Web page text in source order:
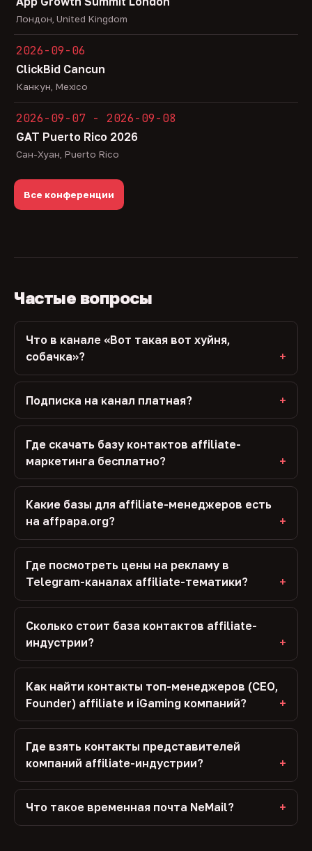
Лондон, United Kingdom
2026-09-06
ClickBid Cancun
Канкун, Mexico
2026-09-07 - 2026-09-08
GAT Puerto Rico 2026
Сан-Хуан, Puerto Rico
Все конференции
Частые вопросы
Что в канале «Вот такая вот хуйня,
собачка»?
Подписка на канал платная?
Где скачать базу контактов affiliate-
маркетинга бесплатно?
Какие базы для affiliate-менеджеров есть
на affpapa.org?
Где посмотреть цены на рекламу в
Telegram-каналах affiliate-тематики?
Сколько стоит база контактов affiliate-
индустрии?
Как найти контакты топ-менеджеров (CEO,
Founder) affiliate и iGaming компаний?
Где взять контакты представителей
компаний affiliate-индустрии?
Что такое временная почта NeMail?